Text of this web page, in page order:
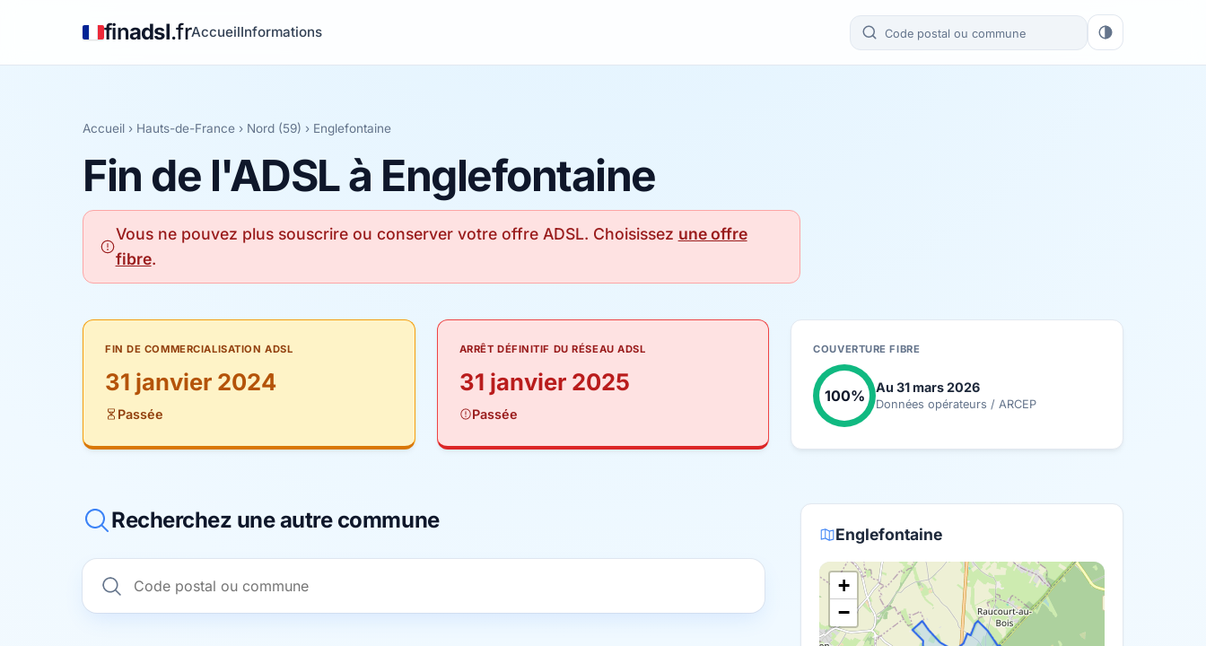
finadsl.frAccueilInformations
Accueil › Hauts-de-France › Nord (59) › Englefontaine
Fin de l'ADSL à Englefontaine
Vous ne pouvez plus souscrire ou conserver votre offre ADSL. Choisissez une offre
fibre.
FIN DE COMMERCIALISATION ADSL
31 janvier 2024
Passée
ARRÊT DÉFINITIF DU RÉSEAU ADSL
31 janvier 2025
Passée
COUVERTURE FIBRE
100% Au 31 mars 2026
Données opérateurs / ARCEP
Recherchez une autre commune
Englefontaine
+
−